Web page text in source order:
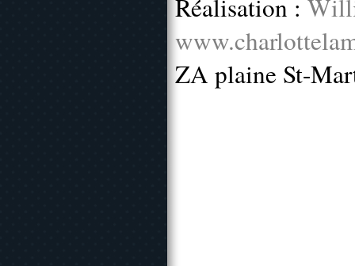
Réalisation :
ZA plaine St-